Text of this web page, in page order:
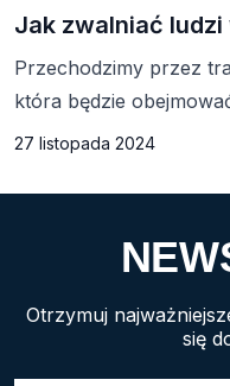
Jak zwalniać ludzi
Przechodzimy przez
która będzie
możemy to zrobić
Liderzy mogą chcieć
znaczący wpływ na
zwolnienia mogą
27 listopada 2024
Otrzymuj
się